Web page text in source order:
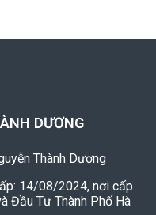
DƯƠNG
Thành Dương
14/08/2024, nơi cấp
Đầu Tư Thành Phố Hà